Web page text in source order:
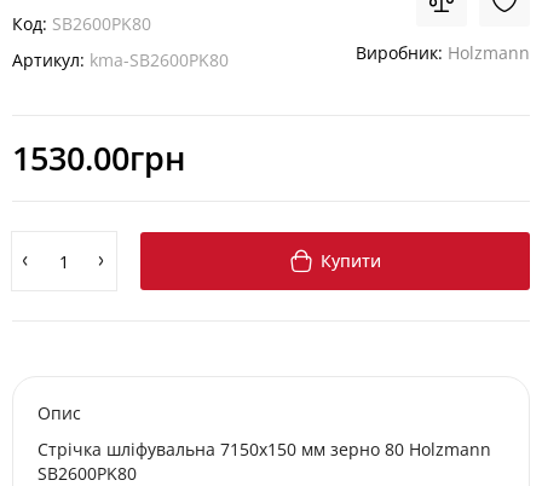
Код: SB2600PK80
Артикул: kma-SB2600PK80 Виробник: Holzmann
1530.00грн
Купити
Опис
Стрічка шліфувальна 7150x150 мм зерно 80 Holzmann
SB2600PK80